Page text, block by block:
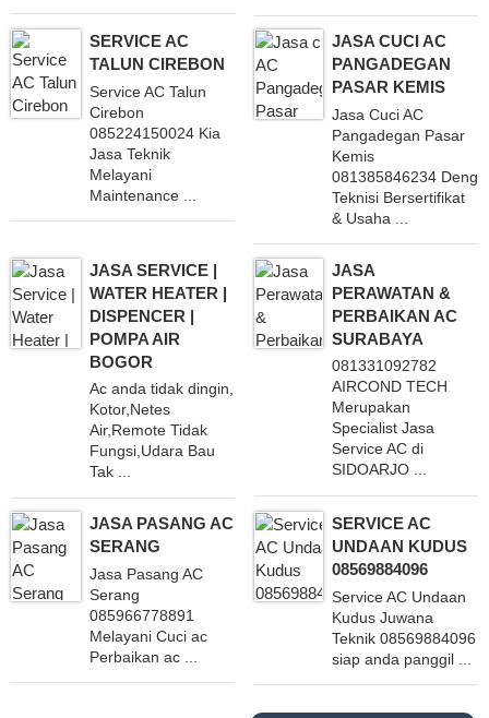
SERVICE AC
TALUN CIREBON
Service AC Talun
Cirebon
085224150024 Kia
Jasa Teknik
Melayani
Maintenance ...
JASA CUCI AC
PANGADEGAN
PASAR KEMIS
Jasa Cuci AC
Pangadegan Pasar
Kemis
081385846234
Teknisi Bersertifikat
& Usaha ...
JASA SERVICE |
WATER HEATER |
DISPENCER |
POMPA AIR
BOGOR
Ac anda tidak dingin,
Kotor,Netes
Air,Remote Tidak
Fungsi,Udara Bau
Tak ...
JASA
PERAWATAN &
PERBAIKAN AC
SURABAYA
081331092782
AIRCOND TECH
Merupakan
Specialist Jasa
Service AC di
SIDOARJO ...
JASA PASANG AC
SERANG
Jasa Pasang AC
Serang
085966778891
Melayani Cuci ac
Perbaikan ac ...
SERVICE AC
UNDAAN KUDUS
08569884096
Service AC Undaan
Kudus Juwana
Teknik 08569884096
siap anda panggil ...